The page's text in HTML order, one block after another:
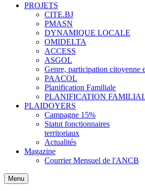
PROJETS
CITE.BJ
PMASN
DYNAMIQUE LOCALE
OMIDELTA
ACCESS
ASGOL
Genre, participation citoyenne
PAACOL
Planification Familiale
PLANIFICATION
PLAIDOYERS
Campagne 15%
Statut fonctionnaires
territoriaux
Actualités
Magazine
Courrier Mensuel de l'ANCB
Menu